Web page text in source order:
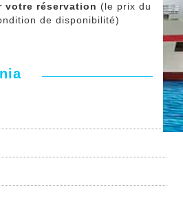
votre réservation (le prix du
de disponibilité)